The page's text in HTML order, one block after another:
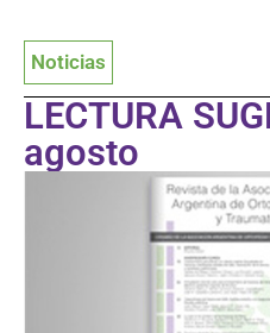
Noticias
LECTURA
agosto